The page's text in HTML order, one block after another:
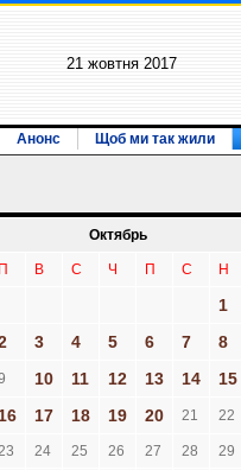
21 жовтня 2017
Анонс Щоб ми так жили
Октябрь
П В С Ч П С Н
1
3 4 5 6 7 8
10 11 12 13 14
15
16
17 18 19 20 21 22
24 25 26 27 28 29